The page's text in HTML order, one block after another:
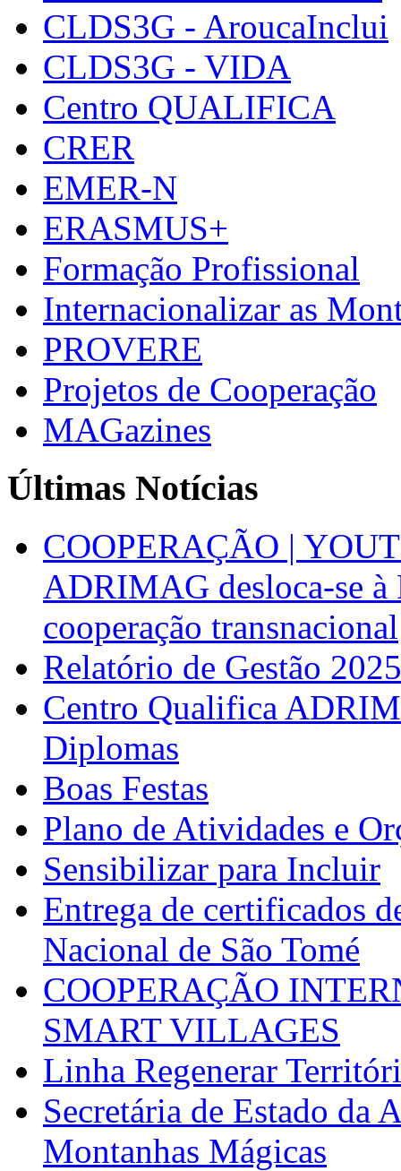
CLDS3G - AroucaInclui
CLDS3G - VIDA
Centro QUALIFICA
CRER
EMER-N
ERASMUS+
Formação Profissional
Internacionalizar as
PROVERE
Projetos de Cooperação
MAGazines
Últimas Notícias
COOPERAÇÃO |
ADRIMAG desloca-se
cooperação transnacional
Relatório de Gestão 2025
Centro Qualifica
Diplomas
Boas Festas
Plano de Atividades e
Sensibilizar para Incluir
Entrega de certificados
Nacional de São Tomé
COOPERAÇÃO
SMART VILLAGES
Linha Regenerar
Secretária de Estado da
Montanhas Mágicas